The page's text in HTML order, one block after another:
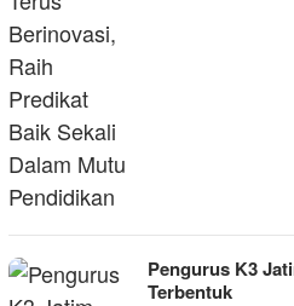
Pengurus K3
Terbentuk